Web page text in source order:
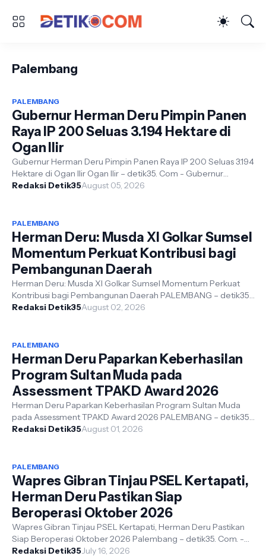
Palembang
PALEMBANG
Gubernur Herman Deru Pimpin Panen
Raya IP 200 Seluas 3.194 Hektare di
Ogan Ilir
Gubernur Herman Deru Pimpin Panen Raya IP 200 Seluas 3.194
Hektare di Ogan Ilir Ogan Ilir – detik35. Com - Gubernur
Sumatera Selatan, Herma...
Redaksi Detik35August 05, 2026
PALEMBANG
Herman Deru: Musda XI Golkar Sumsel
Momentum Perkuat Kontribusi bagi
Pembangunan Daerah
Herman Deru: Musda XI Golkar Sumsel Momentum Perkuat
Kontribusi bagi Pembangunan Daerah PALEMBANG – detik35.
Com. - Gubernur Sumatera Sela...
Redaksi Detik35August 02, 2026
PALEMBANG
Herman Deru Paparkan Keberhasilan
Program Sultan Muda pada
Assessment TPAKD Award 2026
Herman Deru Paparkan Keberhasilan Program Sultan Muda
pada Assessment TPAKD Award 2026 PALEMBANG – detik35.
Com. Gubernur Sumatera Selatan...
Redaksi Detik35August 01, 2026
PALEMBANG
Wapres Gibran Tinjau PSEL Kertapati,
Herman Deru Pastikan Siap
Beroperasi Oktober 2026
Wapres Gibran Tinjau PSEL Kertapati, Herman Deru Pastikan
Siap Beroperasi Oktober 2026 Palembang – detik35. Com. -
Wakil Presiden Republik...
Redaksi Detik35July 16, 2026